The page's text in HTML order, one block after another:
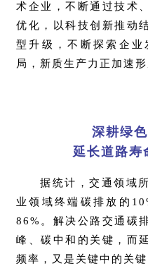
术企业，不断通过技术
优化，以科技创新推动
型升级，不断探索企
局，新质生产力正加速形
深耕绿
延长道路寿
据统计，交通领域
业领域终端碳排放的
86%。解决公路交通碳
峰、碳中和的关键，而
频率，又是关键中的关键